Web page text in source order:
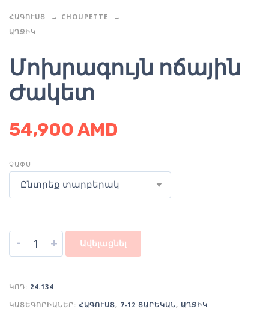
ՀԱԳՈՒՍՏ
CHOUPETTE
ԱՂՋԻԿ
Մոխրագույն ոճային
Ժակետ
54,900 AMD
ՉԱՓՍ
Ընտրեք տարբերակ
- + Ավելացնել
ԿՈԴ: 24.134
ԿԱՏԵԳՈՐԻԱՆԵՐ: ՀԱԳՈՒՍՏ, 7-12 ՏԱՐԵԿԱՆ, ԱՂՋԻԿ